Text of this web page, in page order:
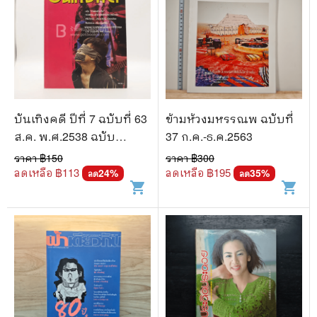
บันเทิงคดี ปีที่ 7 ฉบับที่ 63
ส.ค. พ.ศ.2538 ฉบับ
กำแพงเมืองจีน
ราคา ฿150
ลดเหลือ ฿113 ลด24%
shopping_cart
ข้ามห้วงมหรรณพ ฉบับที่
37 ก.ค.-ธ.ค.2563
ราคา ฿300
ลดเหลือ ฿195 ลด35%
shopping_cart